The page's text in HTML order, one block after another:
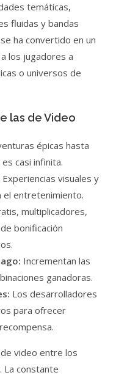
temáticas,
fluidas y bandas
ha convertido en un
los jugadores a
o universos de
las de Video
épicas hasta
casi infinita.
Experiencias visuales y
el entretenimiento.
multiplicadores,
bonificación
Incrementan las
ganadoras.
Los desarrolladores
para ofrecer
video entre los
La constante